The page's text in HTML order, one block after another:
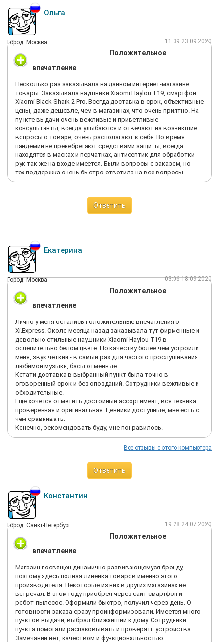
Ольга
Город: Москва 11:39 23.09.2020
Положительное
впечатление
Несколько раз заказывала на данном интернет-магазине
товары. Заказывала наушники Xiaomi Haylou T19, смартфон
Xiaomi Black Shark 2 Pro. Всегда доставка в срок, объективные
цены, даже дешевле, чем в магазинах, что очень приятно. На
пункте выдачи очень вежливые и приветливые
консультанты, всегда улыбаются и отвечают на возникшие
вопросы о товаре, очень располагают к себе. Во время
пандемии не пренебрегают средствами защиты, всегда
находятся в масках и перчатках, антисептик для обработки
рук так же на входе имеется. Были вопросы с заказом, но
тех.поддержка очень быстро ответила на все вопросы.
Ответить
Екатерина
Город: Москва 03:06 18.09.2020
Положительное
впечатление
Лично у меня остались положительные впечатления о
Xi.Express. Около месяца назад заказывала тут фирменные и
довольно стильные наушники Xiaomi Haylou T19 в
ослепительно белом цвете. По качеству более чем устроили
меня, звук четкий - в самый раз для частого прослушивания
любимой музыки, басы отменные.
Кстати доставка в выбранный пункт была точно в
оговоренный срок и без опозданий. Сотрудники вежливые и
обходительные.
Еще хочется отметить достойный ассортимент, вся техника
проверенная и оригинальная. Ценники доступные, мне есть с
чем сравнивать.
Конечно, рекомендовать буду, мне понравилось.
Все отзывы с этого компьютера
Ответить
Константин
Город: Санкт-Петербург 19:28 24.07.2020
Положительное
впечатление
Магазин посвящен динамично развивающемуся бренду,
поэтому здесь полная линейка товаров именно этого
производителя. Некоторые из них в других магазинах не
встречал. В этом году приобрел через сайт смартфон и
робот-пылесос. Оформили быстро, получил через день. О
готовности заказа сразу проинформировали. Имеется много
пунктов выдачи, выбрал ближайший к дому. Сотрудники
пункта помогали распаковывать и проверять устройства.
Замечаний нет, качеством и функциональностью